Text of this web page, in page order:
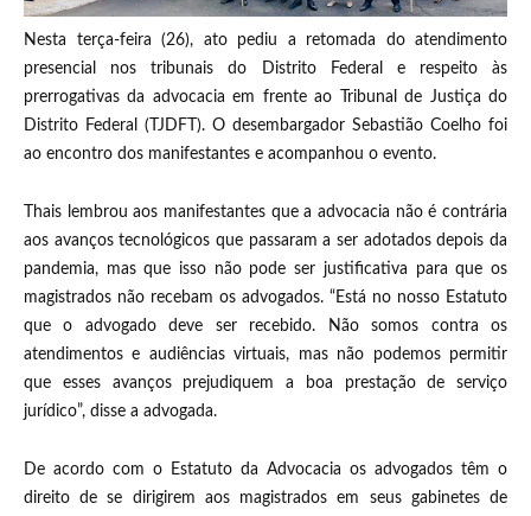
Nesta terça-feira (26), ato pediu a retomada do atendimento
presencial nos tribunais do Distrito Federal e respeito às
prerrogativas da advocacia em frente ao Tribunal de Justiça do
Distrito Federal (TJDFT). O desembargador Sebastião Coelho foi
ao encontro dos manifestantes e acompanhou o evento.
Thais lembrou aos manifestantes que a advocacia não é contrária
aos avanços tecnológicos que passaram a ser adotados depois da
pandemia, mas que isso não pode ser justificativa para que os
magistrados não recebam os advogados. “Está no nosso Estatuto
que o advogado deve ser recebido. Não somos contra os
atendimentos e audiências virtuais, mas não podemos permitir
que esses avanços prejudiquem a boa prestação de serviço
jurídico”, disse a advogada.
De acordo com o Estatuto da Advocacia os advogados têm o
direito de se dirigirem aos magistrados em seus gabinetes de